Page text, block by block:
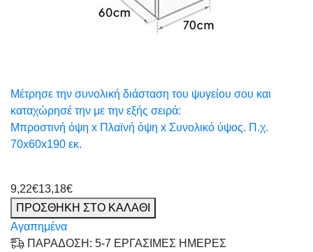
Μέτρησε την συνολική διάσταση του ψυγείου σου και
καταχώρησέ την με την εξής σειρά:
Μπροστινή όψη x Πλαϊνή όψη x Συνολικό ύψος. Π.χ.
70x60x190 εκ.
9,22€13,18€
ΠΡΟΣΘΗΚΗ ΣΤΟ ΚΑΛΑΘΙ
Αγαπημένα
ΠΑΡΑΔΟΣΗ: 5-7 ΕΡΓΑΣΙΜΕΣ ΗΜΕΡΕΣ